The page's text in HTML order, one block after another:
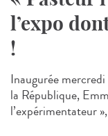
l’expo
!
Inaugurée
la République,
l’expérimentateur